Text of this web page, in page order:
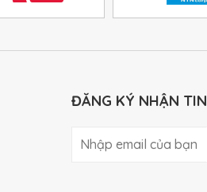
ĐĂNG KÝ NHẬN TIN